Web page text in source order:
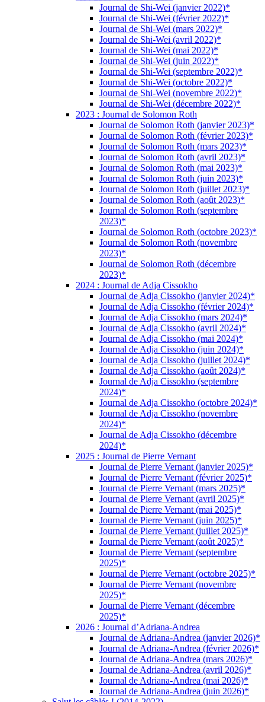
Journal de Shi-Wei (janvier 2022)*
Journal de Shi-Wei (février 2022)*
Journal de Shi-Wei (mars 2022)*
Journal de Shi-Wei (avril 2022)*
Journal de Shi-Wei (mai 2022)*
Journal de Shi-Wei (juin 2022)*
Journal de Shi-Wei (septembre 2022)*
Journal de Shi-Wei (octobre 2022)*
Journal de Shi-Wei (novembre 2022)*
Journal de Shi-Wei (décembre 2022)*
2023 : Journal de Solomon Roth
Journal de Solomon Roth (janvier 2023)*
Journal de Solomon Roth (février 2023)*
Journal de Solomon Roth (mars 2023)*
Journal de Solomon Roth (avril 2023)*
Journal de Solomon Roth (mai 2023)*
Journal de Solomon Roth (juin 2023)*
Journal de Solomon Roth (juillet 2023)*
Journal de Solomon Roth (août 2023)*
Journal de Solomon Roth (septembre
2023)*
Journal de Solomon Roth (octobre 2023)*
Journal de Solomon Roth (novembre
2023)*
Journal de Solomon Roth (décembre
2023)*
2024 : Journal de Adja Cissokho
Journal de Adja Cissokho (janvier 2024)*
Journal de Adja Cissokho (février 2024)*
Journal de Adja Cissokho (mars 2024)*
Journal de Adja Cissokho (avril 2024)*
Journal de Adja Cissokho (mai 2024)*
Journal de Adja Cissokho (juin 2024)*
Journal de Adja Cissokho (juillet 2024)*
Journal de Adja Cissokho (août 2024)*
Journal de Adja Cissokho (septembre
2024)*
Journal de Adja Cissokho (octobre 2024)*
Journal de Adja Cissokho (novembre
2024)*
Journal de Adja Cissokho (décembre
2024)*
2025 : Journal de Pierre Vernant
Journal de Pierre Vernant (janvier 2025)*
Journal de Pierre Vernant (février 2025)*
Journal de Pierre Vernant (mars 2025)*
Journal de Pierre Vernant (avril 2025)*
Journal de Pierre Vernant (mai 2025)*
Journal de Pierre Vernant (juin 2025)*
Journal de Pierre Vernant (juillet 2025)*
Journal de Pierre Vernant (août 2025)*
Journal de Pierre Vernant (septembre
2025)*
Journal de Pierre Vernant (octobre 2025)*
Journal de Pierre Vernant (novembre
2025)*
Journal de Pierre Vernant (décembre
2025)*
2026 : Journal d’Adriana-Andrea
Journal de Adriana-Andrea (janvier 2026)*
Journal de Adriana-Andrea (février 2026)*
Journal de Adriana-Andrea (mars 2026)*
Journal de Adriana-Andrea (avril 2026)*
Journal de Adriana-Andrea (mai 2026)*
Journal de Adriana-Andrea (juin 2026)*